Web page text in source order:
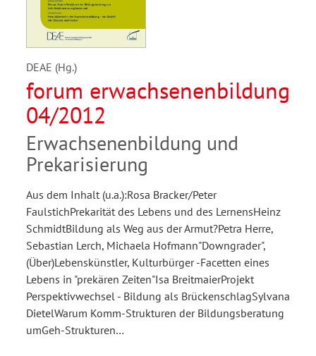
DEAE (Hg.)
forum erwachsenenbildung
04/2012
Erwachsenenbildung und
Prekarisierung
Aus dem Inhalt (u.a.):Rosa Bracker/Peter
FaulstichPrekarität des Lebens und des LernensHeinz
SchmidtBildung als Weg aus der Armut?Petra Herre,
Sebastian Lerch, Michaela Hofmann"Downgrader",
(Über)Lebenskünstler, Kulturbürger -Facetten eines
Lebens in "prekären Zeiten"Isa BreitmaierProjekt
Perspektivwechsel - Bildung als BrückenschlagSylvana
DietelWarum Komm-Strukturen der Bildungsberatung
umGeh-Strukturen…